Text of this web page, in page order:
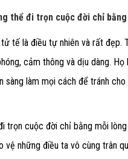
thể đi trọn cuộc đời chỉ
tế là điều tự nhiên và rất đẹp.
cảm thông và dịu dàng.
sàng làm mọi cách để tránh
trọn cuộc đời chỉ bằng mỗi
vệ những điều ta vô cùng trân